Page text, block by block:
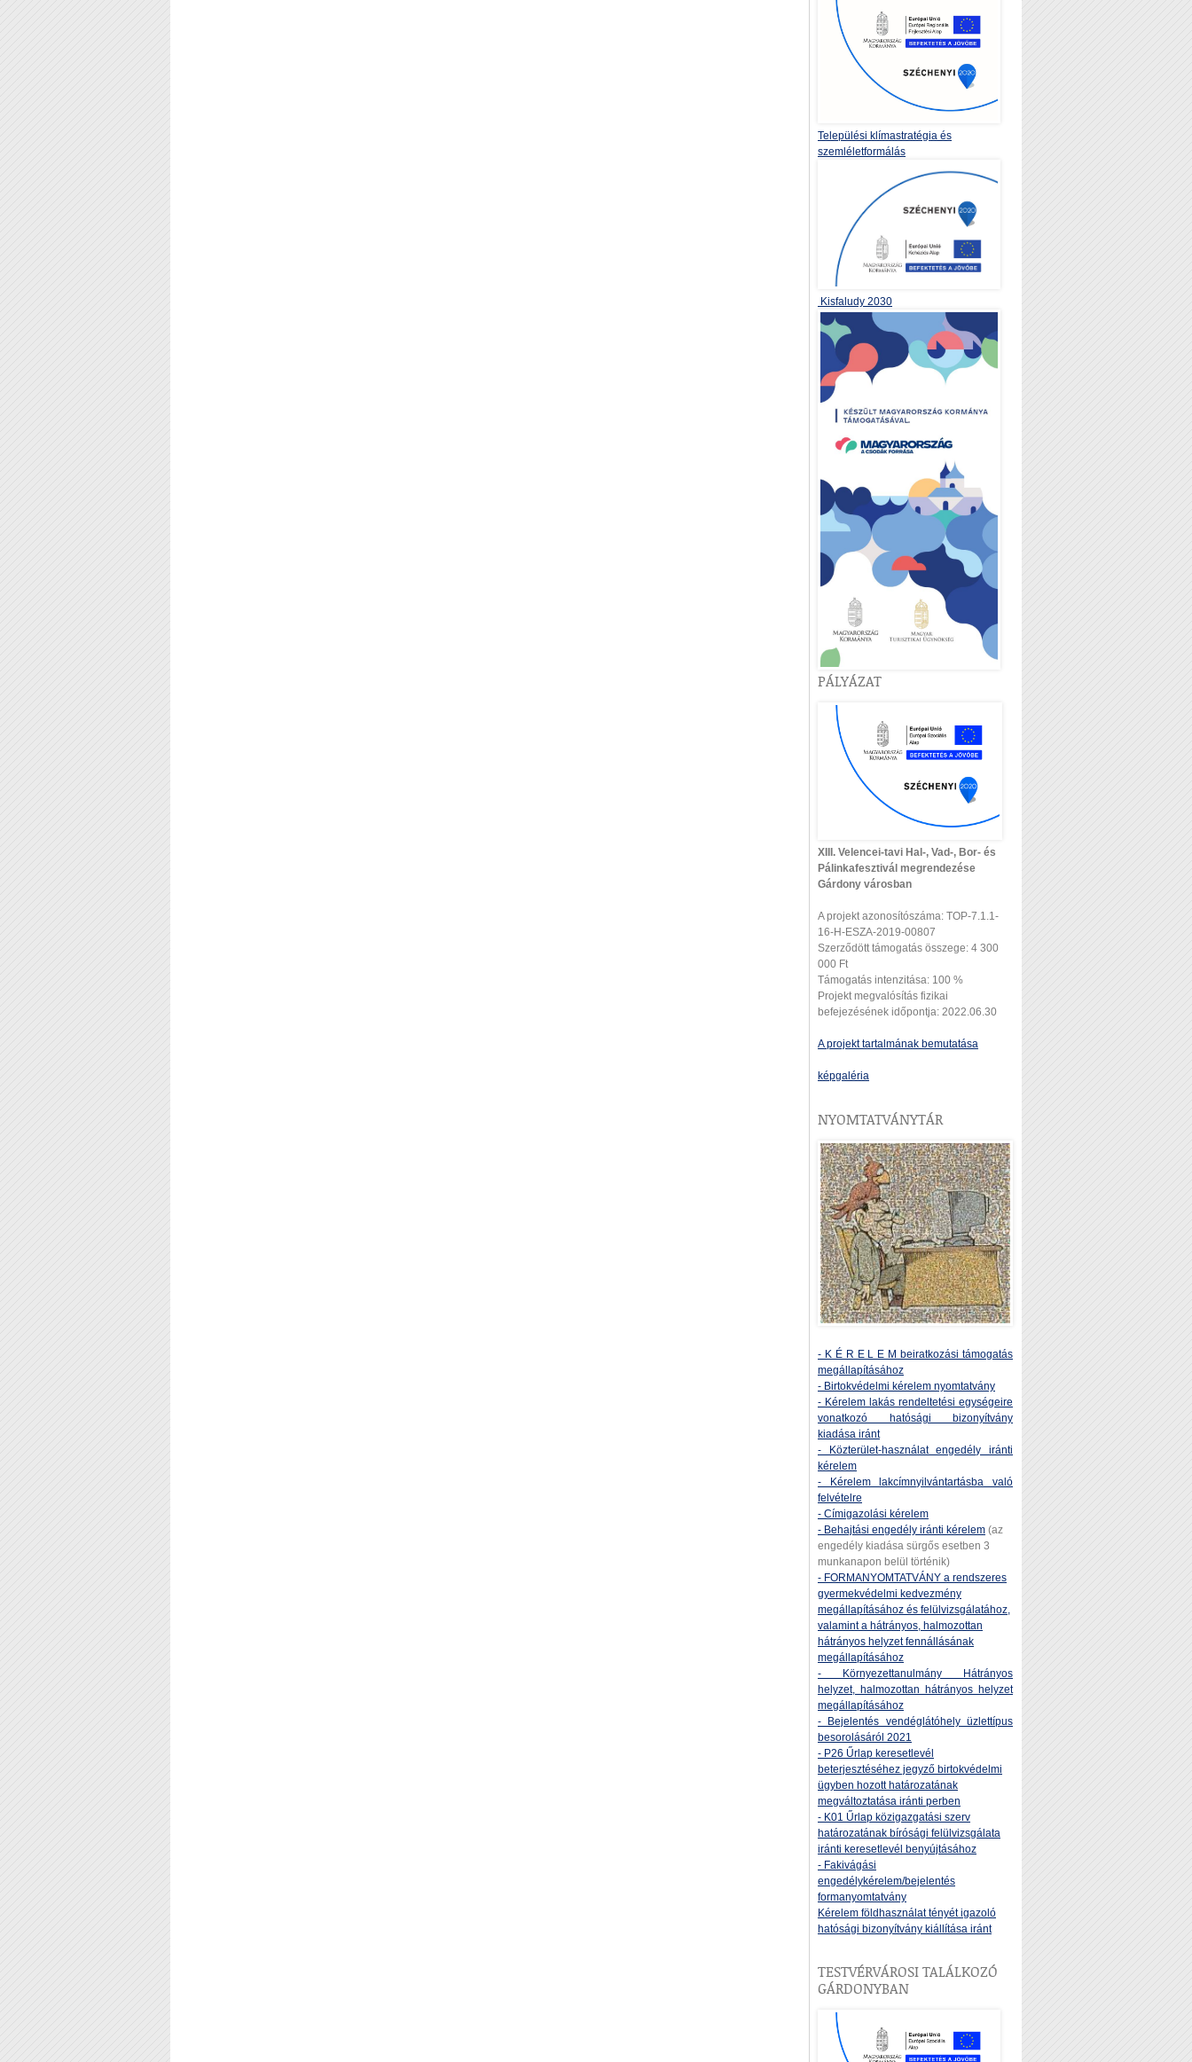
Települési klímastratégia és
szemléletformálás
Kisfaludy 2030
PÁLYÁZAT
XIII. Velencei-tavi Hal-, Vad-, Bor- és
Pálinkafesztivál megrendezése
Gárdony városban
A projekt azonosítószáma: TOP-7.1.1-
16-H-ESZA-2019-00807
Szerződött támogatás összege: 4 300
000 Ft
Támogatás intenzitása: 100 %
Projekt megvalósítás fizikai
befejezésének időpontja: 2022.06.30
A projekt tartalmának bemutatása
képgaléria
NYOMTATVÁNYTÁR
- K É R E L E M beiratkozási támogatás
megállapításához
- Birtokvédelmi kérelem nyomtatvány
- Kérelem lakás rendeltetési egységeire
vonatkozó hatósági bizonyítvány
kiadása iránt
- Közterület-használat engedély iránti
kérelem
- Kérelem lakcímnyilvántartásba való
felvételre
- Címigazolási kérelem
- Behajtási engedély iránti kérelem (az
engedély kiadása sürgős esetben 3
munkanapon belül történik)
- FORMANYOMTATVÁNY a rendszeres
gyermekvédelmi kedvezmény
megállapításához és felülvizsgálatához,
valamint a hátrányos, halmozottan
hátrányos helyzet fennállásának
megállapításához
- Környezettanulmány Hátrányos
helyzet, halmozottan hátrányos helyzet
megállapításához
- Bejelentés vendéglátóhely üzlettípus
besorolásáról 2021
- P26 Űrlap keresetlevél
beterjesztéséhez jegyző birtokvédelmi
ügyben hozott határozatának
megváltoztatása iránti perben
- K01 Űrlap közigazgatási szerv
határozatának bírósági felülvizsgálata
iránti keresetlevél benyújtásához
- Fakivágási
engedélykérelem/bejelentés
formanyomtatvány
Kérelem földhasználat tényét igazoló
hatósági bizonyítvány kiállítása iránt
TESTVÉRVÁROSI TALÁLKOZÓ
GÁRDONYBAN